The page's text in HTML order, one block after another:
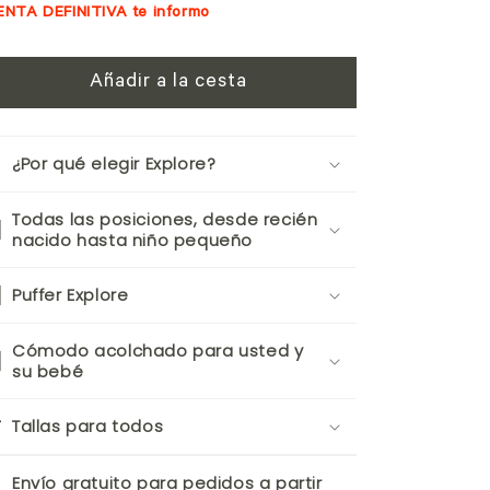
DEFINITIVA te informo
Añadir a la cesta
¿Por qué elegir Explore?
Todas las posiciones, desde recién
nacido hasta niño pequeño
Puffer Explore
Cómodo acolchado para usted y
su bebé
Tallas para todos
Envío gratuito para pedidos a partir